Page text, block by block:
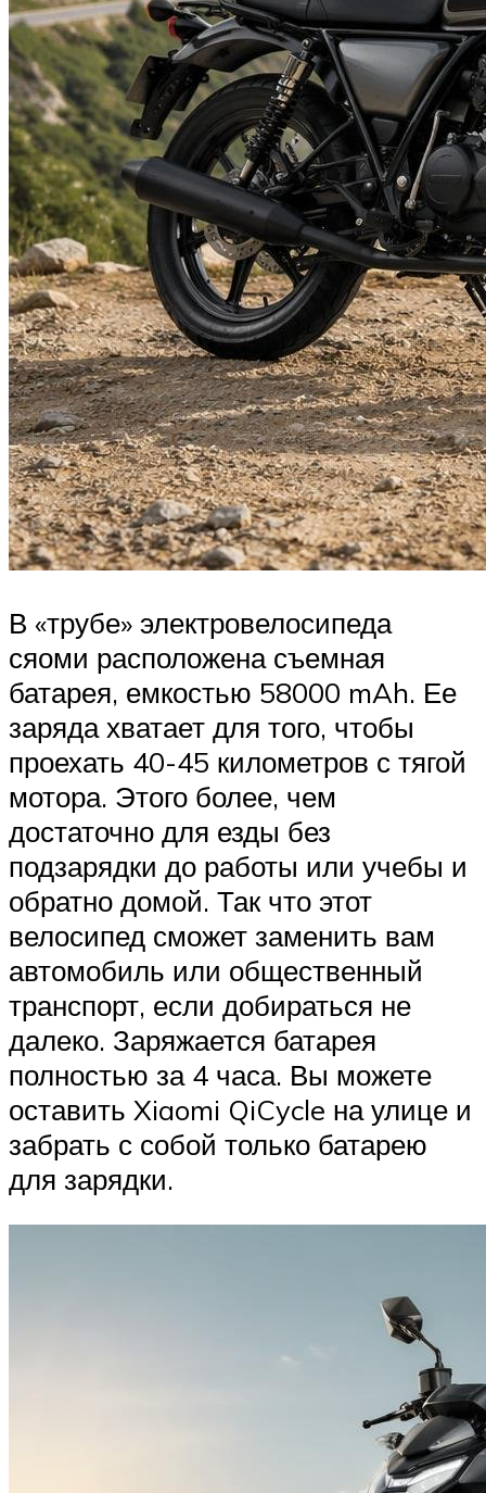
В «трубе» электровелосипеда
сяоми расположена съемная
батарея, емкостью 58000 mAh. Ее
заряда хватает для того, чтобы
проехать 40-45 километров с тягой
мотора. Этого более, чем
достаточно для езды без
подзарядки до работы или учебы и
обратно домой. Так что этот
велосипед сможет заменить вам
автомобиль или общественный
транспорт, если добираться не
далеко. Заряжается батарея
полностью за 4 часа. Вы можете
оставить Xiaomi QiCycle на улице и
забрать с собой только батарею
для зарядки.